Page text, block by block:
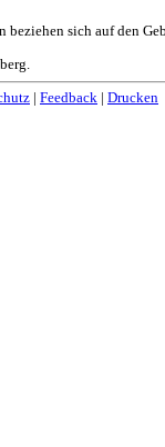
beziehen sich auf den
Feedback Drucken